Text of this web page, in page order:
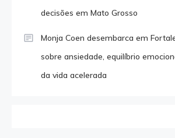
decisões em Mato Grosso
Monja Coen desembarca em
sobre ansiedade, equilíbrio
da vida acelerada